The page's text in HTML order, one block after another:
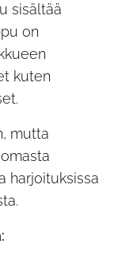
sisältää
on
kuten
mutta
harjoituksissa